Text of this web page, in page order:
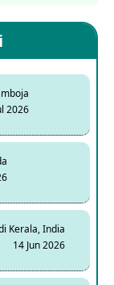
2026
Kerala, India
14 Jun 2026